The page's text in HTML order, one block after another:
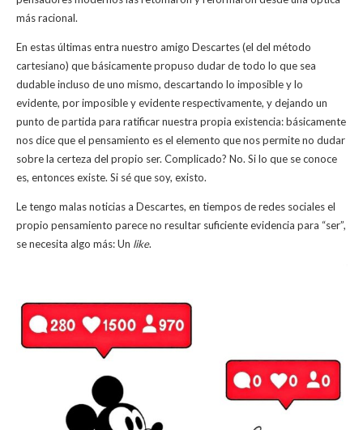
más racional.
En estas últimas entra nuestro amigo Descartes (el del método
cartesiano) que básicamente propuso dudar de todo lo que sea
dudable incluso de uno mismo, descartando lo imposible y lo
evidente, por imposible y evidente respectivamente, y dejando un
punto de partida para ratificar nuestra propia existencia: básicamente
nos dice que el pensamiento es el elemento que nos permite no dudar
sobre la certeza del propio ser. Complicado? No. Si lo que se conoce
es, entonces existe. Si sé que soy, existo.
Le tengo malas noticias a Descartes, en tiempos de redes sociales el
propio pensamiento parece no resultar suficiente evidencia para “ser”,
se necesita algo más: Un like.